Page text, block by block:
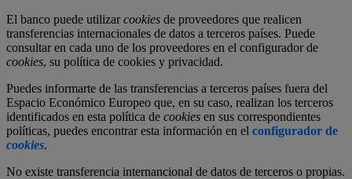
El banco puede utilizarcookies de proveedores que realicen
transferencias internacionales de datos a terceros países. Puede
consultar en cada uno de los proveedores en el configurador de
cookies, su política de cookies y privacidad.
Puedes informarte de las transferencias a terceros países fuera del
Espacio Económico Europeo que, en su caso, realizan los terceros
identificados en esta política de cookies en sus correspondientes
políticas, puedes encontrar esta información en el configurador de
cookies.
No existe transferencia internancional de datos de terceros o propias.